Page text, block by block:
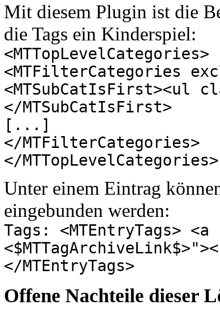
Mit diesem Plugin ist die
die Tags ein Kinderspiel:
<MTTopLevelCategories>
<MTFilterCategories
<MTSubCatIsFirst><ul
</MTSubCatIsFirst>
[...]
</MTFilterCategories>
</MTTopLevelCategories>
Unter einem Eintrag
eingebunden werden:
Tags: <MTEntryTags>
</MTEntryTags>
Offene Nachteile dieser